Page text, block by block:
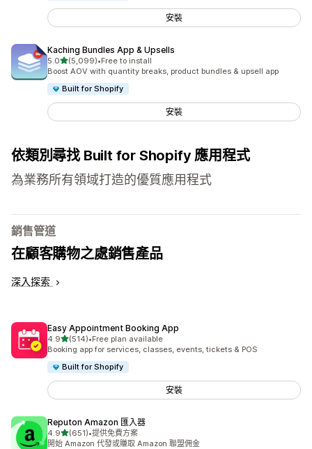
安裝
Kaching Bundles App & Upsells
5.0滿分 5 顆星
(5,099)
共有 5099 則評價
•Free to install
Boost AOV with quantity breaks, product bundles & upsell app
Built for Shopify
安裝
依類別尋找 Built for Shopify 應用程式
為業務所有領域打造的優質應用程式
銷售管道
在顧客購物之處銷售產品
深入探索
Easy Appointment Booking App
4.9滿分 5 顆星
(514)
共有 514 則評價
•Free plan available
Booking app for services, classes, events, tickets & POS
Built for Shopify
安裝
Reputon Amazon 匯入器
4.9滿分 5 顆星
(651)
共有 651 則評價
•提供免費方案
開始 Amazon 代發或賺取 Amazon 聯盟佣金